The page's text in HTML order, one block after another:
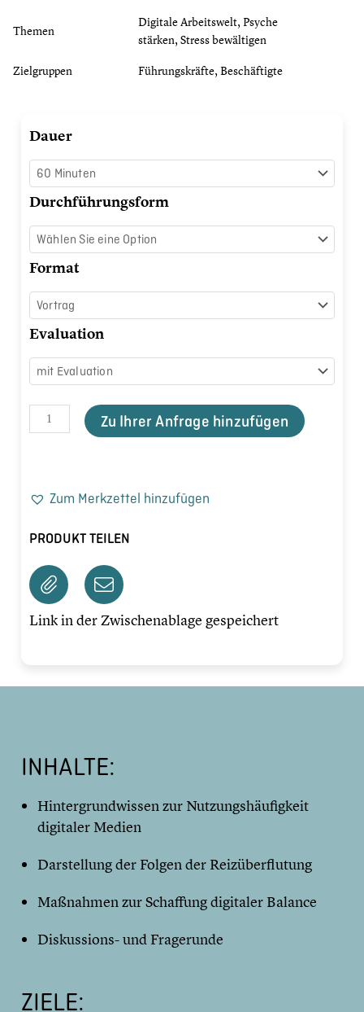
Themen
Digitale Arbeitswelt, Psyche
stärken, Stress bewältigen
Zielgruppen
Führungskräfte, Beschäftigte
Dauer
Durchführungsform
Format
Evaluation
Digital
gestalten
Menge
Zu Ihrer Anfrage hinzufügen
Zum Merkzettel hinzufügen
PRODUKT TEILEN
Link in der Zwischenablage gespeichert
INHALTE:
Hintergrundwissen zur Nutzungshäufigkeit
digitaler Medien
Darstellung der Folgen der Reizüberflutung
Maßnahmen zur Schaffung digitaler Balance
Diskussions- und Fragerunde
ZIELE: